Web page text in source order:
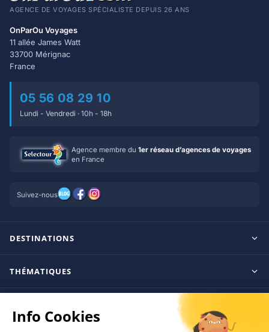
AGENCE DE VOYAGES SPÉCIALISTE DEPUIS 26 ANS
OnParOu Voyages
11 allée James Watt
33700 Mérignac
France
05 56 08 29 10
Lundi - Vendredi · 10h - 18h
Agence membre du 1er réseau d’agences de voyages
en France
Suivez-nous
DESTINATIONS
Tanzanie/Zanzibar
THÉMATIQUES
Tout inclus
Clubs francophones